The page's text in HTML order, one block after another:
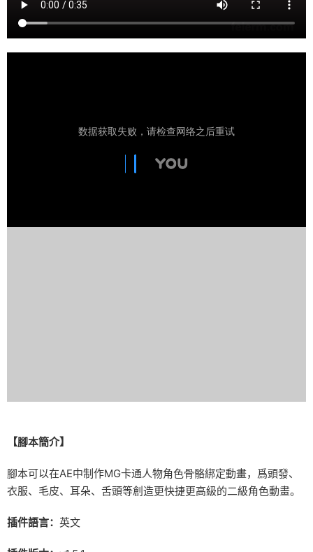
【腳本簡介】
腳本可以在AE中制作MG卡通人物角色骨骼綁定動畫，爲頭發、
衣服、毛皮、耳朵、舌頭等創造更快捷更高級的二級角色動畫。
插件語言： 英文